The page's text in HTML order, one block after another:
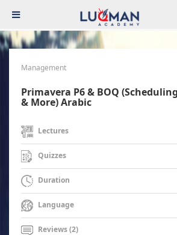
Management
Primavera P6 & BOQ
& More) Arabic
Lectures
Quizzes
Duration
Language
Reviews (2)